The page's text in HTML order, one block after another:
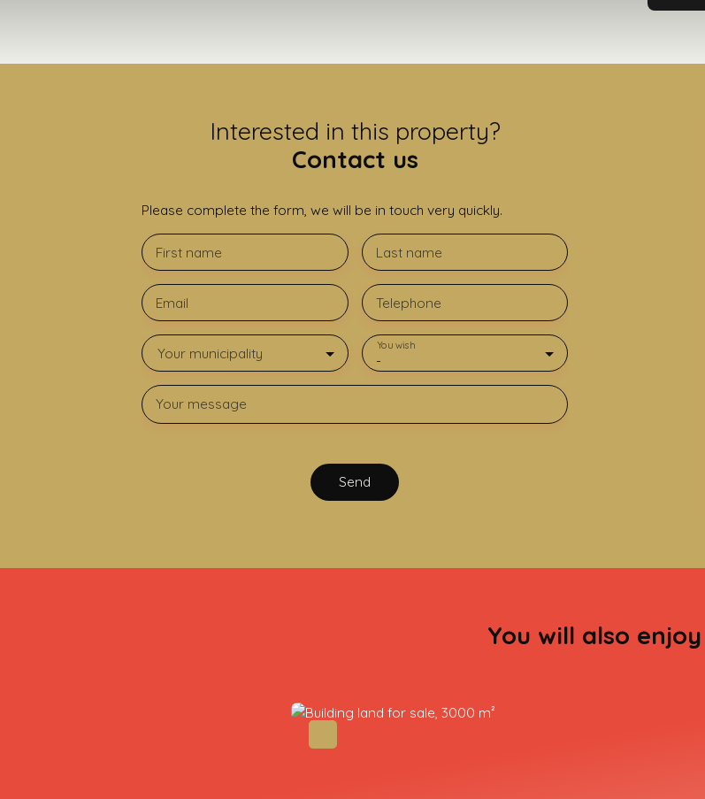
Interested in this property?
Contact us
Please complete the form, we will be in touch very quickly.
First name Last name
Email Telephone
Your municipality -
You wish
Your message
Send
You will also enjoy